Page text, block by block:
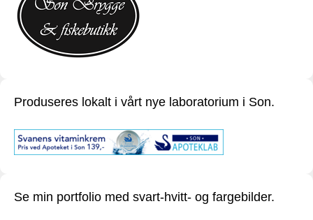
Produseres lokalt i vårt nye laboratorium i Son.
Se min portfolio med svart-hvitt- og fargebilder.